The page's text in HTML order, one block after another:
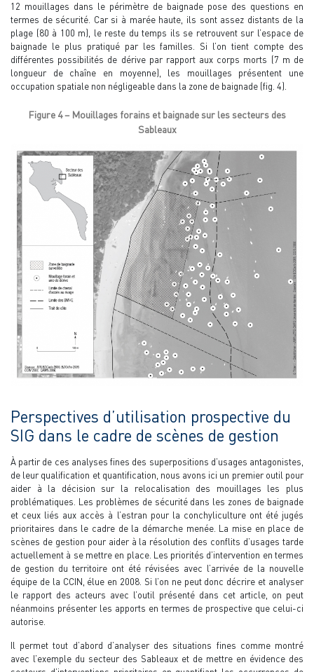
12 mouillages dans le périmètre de baignade pose des questions en
termes de sécurité. Car si à marée haute, ils sont assez distants de la
plage (80 à 100 m), le reste du temps ils se retrouvent sur l’espace de
baignade le plus pratiqué par les familles. Si l’on tient compte des
différentes possibilités de dérive par rapport aux corps morts (7 m de
longueur de chaîne en moyenne), les mouillages présentent une
occupation spatiale non négligeable dans la zone de baignade (fig. 4).
Figure 4 – Mouillages forains et baignade sur les secteurs des
Sableaux
Perspectives d’utilisation prospective du
SIG dans le cadre de scènes de gestion
À partir de ces analyses fines des superpositions d’usages antagonistes,
de leur qualification et quantification, nous avons ici un premier outil pour
aider à la décision sur la relocalisation des mouillages les plus
problématiques. Les problèmes de sécurité dans les zones de baignade
et ceux liés aux accès à l’estran pour la conchyliculture ont été jugés
prioritaires dans le cadre de la démarche menée. La mise en place de
scènes de gestion pour aider à la résolution des conflits d’usages tarde
actuellement à se mettre en place. Les priorités d’intervention en termes
de gestion du territoire ont été révisées avec l’arrivée de la nouvelle
équipe de la CCIN, élue en 2008. Si l’on ne peut donc décrire et analyser
le rapport des acteurs avec l’outil présenté dans cet article, on peut
néanmoins présenter les apports en termes de prospective que celui-ci
autorise.
Il permet tout d’abord d’analyser des situations fines comme montré
avec l’exemple du secteur des Sableaux et de mettre en évidence des